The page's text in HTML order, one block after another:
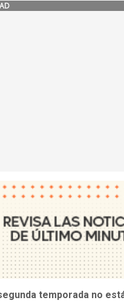
temporada no